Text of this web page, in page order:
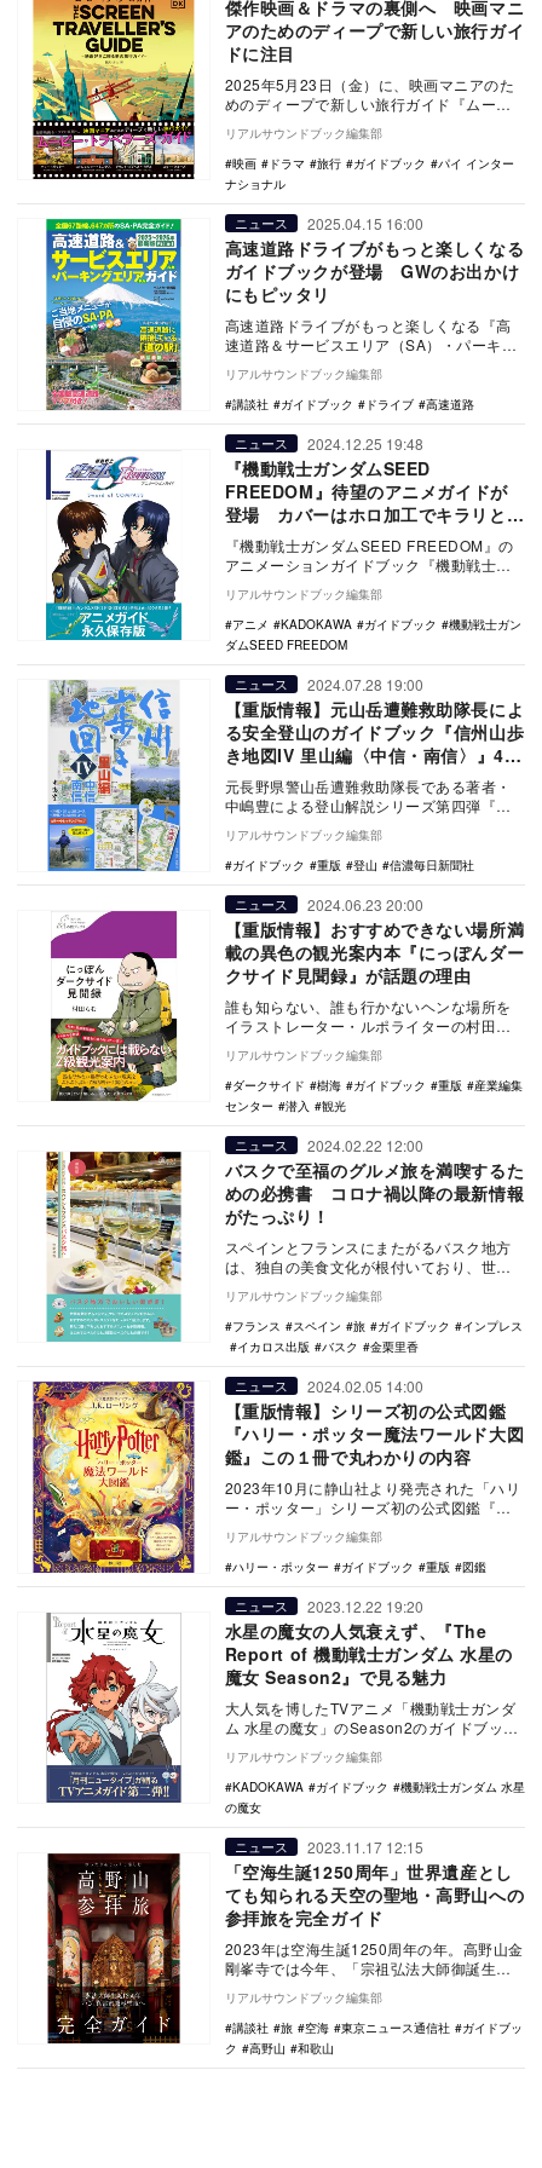
傑作映画＆ドラマの裏側へ 映画マニ
アのためのディープで新しい旅行ガイ
ドに注目
2025年5月23日（金）に、映画マニアのた
めのディープで新しい旅行ガイド『ムービ
ー・トラベラーズ・ガイド‐映画好きに贈る
夢の旅…
リアルサウンドブック編集部
映画
ドラマ 旅行 ガイドブック
パイ インター
ナショナル
ニュース 2025.04.15 16:00
高速道路ドライブがもっと楽しくなる
ガイドブックが登場 GWのお出かけ
にもピッタリ
高速道路ドライブがもっと楽しくなる『高
速道路＆サービスエリア（SA）・パーキン
グエリア（PA）ガイド 2025-2026年最新
版…
リアルサウンドブック編集部
講談社
ガイドブック ドライブ 高速道路
ニュース 2024.12.25 19:48
『機動戦士ガンダムSEED
FREEDOM』待望のアニメガイドが
登場 カバーはホロ加工でキラリと光
る！
『機動戦士ガンダムSEED FREEDOM』の
アニメーションガイドブック『機動戦士ガ
ンダムSEED FREEDOM アニメーショ…
リアルサウンドブック編集部
アニメ
KADOKAWA ガイドブック
機動戦士ガン
ダムSEED FREEDOM
ニュース 2024.07.28 19:00
【重版情報】元山岳遭難救助隊長によ
る安全登山のガイドブック『信州山歩
き地図IV 里山編〈中信・南信〉』4刷
出来
元長野県警山岳遭難救助隊長である著者・
中嶋豊による登山解説シリーズ第四弾『信
州山歩き地図IV 里山編〈中信・南信〉』
（信濃毎日新…
リアルサウンドブック編集部
ガイドブック
重版 登山 信濃毎日新聞社
ニュース 2024.06.23 20:00
【重版情報】おすすめできない場所満
載の異色の観光案内本『にっぽんダー
クサイド見聞録』が話題の理由
誰も知らない、誰も行かないヘンな場所を
イラストレーター・ルポライターの村田ら
むが軽やかに訪れその理由と魅力を解き明
かした見聞録『…
リアルサウンドブック編集部
ダークサイド
樹海 ガイドブック 重版
産業編集
センター
潜入 観光
ニュース 2024.02.22 12:00
バスクで至福のグルメ旅を満喫するた
めの必携書 コロナ禍以降の最新情報
がたっぷり！
スペインとフランスにまたがるバスク地方
は、独自の美食文化が根付いており、世界
中の人々を魅了している。この度、旅のヒ
ントBOOKシ…
リアルサウンドブック編集部
フランス
スペイン 旅 ガイドブック
インプレス
イカロス出版
バスク 金栗里香
ニュース 2024.02.05 14:00
【重版情報】シリーズ初の公式図鑑
『ハリー・ポッター魔法ワールド大図
鑑』この１冊で丸わかりの内容
2023年10月に静山社より発売された「ハリ
ー・ポッター」シリーズ初の公式図鑑『ハ
リー・ポッター魔法ワールド大図鑑 ハリ
ー・ポッ…
リアルサウンドブック編集部
ハリー・ポッター
ガイドブック 重版 図鑑
ニュース 2023.12.22 19:20
水星の魔女の人気衰えず、『The
Report of 機動戦士ガンダム 水星の
魔女 Season2』で見る魅力
大人気を博したTVアニメ「機動戦士ガンダ
ム 水星の魔女」のSeason2のガイドブック
「The Report of 機動戦士ガン…
リアルサウンドブック編集部
KADOKAWA
ガイドブック
機動戦士ガンダム 水星
の魔女
ニュース 2023.11.17 12:15
「空海生誕1250周年」世界遺産とし
ても知られる天空の聖地・高野山への
参拝旅を完全ガイド
2023年は空海生誕1250周年の年。高野山金
剛峯寺では今年、「宗祖弘法大師御誕生
1250年記念大法会」が執り行われたほか、
善通…
リアルサウンドブック編集部
講談社
旅 空海 東京ニュース通信社
ガイドブッ
ク
高野山 和歌山